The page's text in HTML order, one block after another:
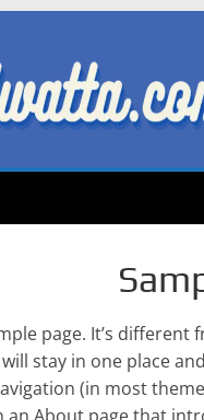
page. It’s different
stay in one place
(in most